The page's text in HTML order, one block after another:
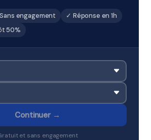
engagement
✓ Réponse en 1h
50%
Continuer →
et sans engagement